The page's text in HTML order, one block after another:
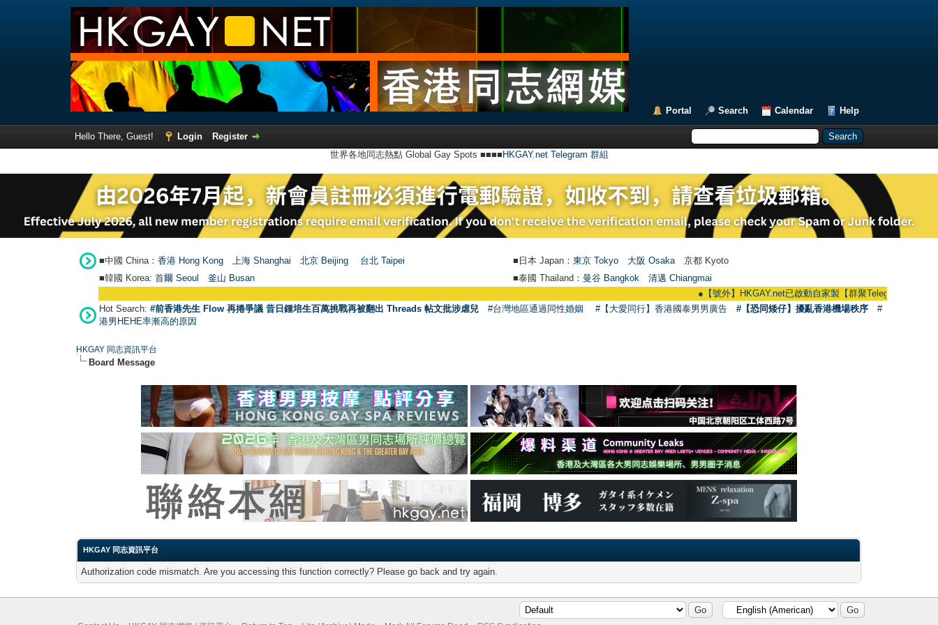
Portal Search Calendar Help
Hello There, Guest! Login
Register
世界各地同志熱點 Global Gay Spots ■■■■ HKGAY.net Telegram 群組
■中國 China： 香港 Hong Kong 上海 Shanghai 北京 Beijing 台北 Taipei ■日本 Japan： 東京 Tokyo 大阪 Osaka 京都 Kyoto
■韓國 Korea: 首爾 Seou 釜山 Busan ■泰國 Thailand： 曼谷 Bangkok
清邁 Chiangmai
【號外】HKGAY.net已啟動自家製【群聚Telegram群組】
Hot Search: #前香港先生 Flow 再捲爭議 昔日鍾培生百萬挑戰再被翻出 Threads 帖文批涉虐兒 #台灣地區通過同性婚姻 #【大愛同行】香港國泰男男廣告 #【恐同矮仔】擾亂香港機場秩序
#
港男HEHE率漸高的原因
HKGAY 同志資訊平台
Board Message
HKGAY 同志資訊平台
Authorization code mismatch. Are you accessing this function correctly? Please go back and try again.